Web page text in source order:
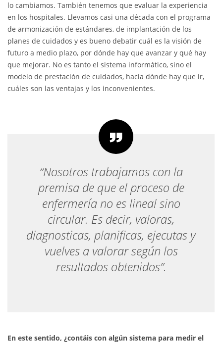
lo cambiamos. También tenemos que evaluar la experiencia
en los hospitales. Llevamos casi una década con el programa
de armonización de estándares, de implantación de los
planes de cuidados y es bueno debatir cuál es la visión de
futuro a medio plazo, por dónde hay que avanzar y qué hay
que mejorar. No es tanto el sistema informático, sino el
modelo de prestación de cuidados, hacia dónde hay que ir,
cuáles son las ventajas y los inconvenientes.
“Nosotros trabajamos con la
premisa de que el proceso de
enfermería no es lineal sino
circular. Es decir, valoras,
diagnosticas, planificas, ejecutas y
vuelves a valorar según los
resultados obtenidos”.
En este sentido, ¿contáis con algún sistema para medir el